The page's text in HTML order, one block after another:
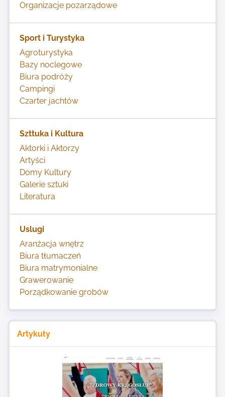
Organizacje pozarządowe
Sport i Turystyka
Agroturystyka
Bazy noclegowe
Biura podróży
Campingi
Czarter jachtów
Szttuka i Kultura
Aktorki i Aktorzy
Artyści
Domy Kultury
Galerie sztuki
Literatura
Uslugi
Aranżacja wnętrz
Biura tłumaczeń
Biura matrymonialne
Grawerowanie
Porządkowanie grobów
Artykuły